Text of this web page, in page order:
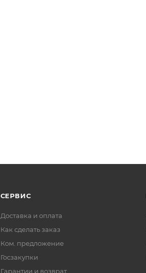
СЕРВИС
Доставка и оплата
Как сделать заказ
Ком. предложение
Госзакупки
Гарантии и возврат